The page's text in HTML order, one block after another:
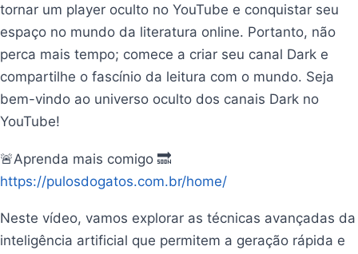
tornar um player oculto no YouTube e conquistar seu
espaço no mundo da literatura online. Portanto, não
perca mais tempo; comece a criar seu canal Dark e
compartilhe o fascínio da leitura com o mundo. Seja
bem-vindo ao universo oculto dos canais Dark no
YouTube!
🚨Aprenda mais comigo 🔜
https://pulosdogatos.com.br/home/
Neste vídeo, vamos explorar as técnicas avançadas da
inteligência artificial que permitem a geração rápida e